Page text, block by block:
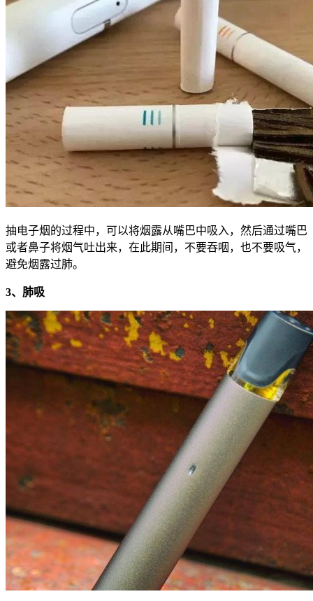
抽电子烟的过程中，可以将烟露从嘴巴中吸入，然后通过嘴巴
或者鼻子将烟气吐出来，在此期间，不要吞咽，也不要吸气，
避免烟露过肺。
3、肺吸